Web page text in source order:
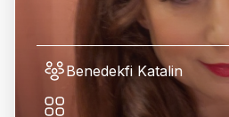
Benedekfi Katalin